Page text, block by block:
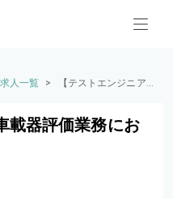
人一覧
>
【テストエンジニア】
載器評価業務にお